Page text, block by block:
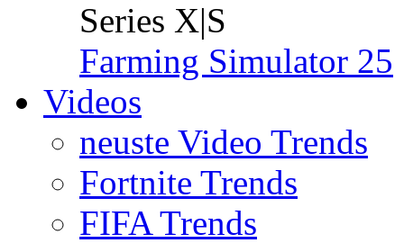
Series X|S
Farming Simulator 25
Videos
neuste Video Trends
Fortnite Trends
FIFA Trends